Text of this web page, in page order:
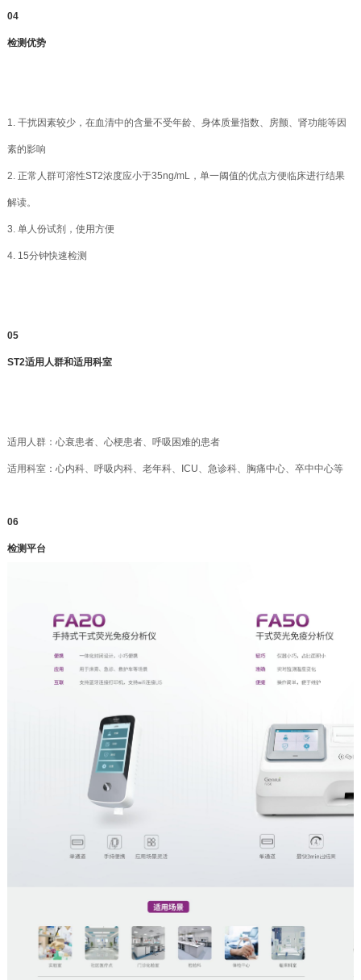
04
检测优势
1. 干扰因素较少，在血清中的含量不受年龄、身体质量指数、房颤、肾功能等因
素的影响
2. 正常人群可溶性ST2浓度应小于35ng/mL，单一阈值的优点方便临床进行结果
解读。
3. 单人份试剂，使用方便
4. 15分钟快速检测
05
ST2适用人群和适用科室
适用人群：心衰患者、心梗患者、呼吸困难的患者
适用科室：心内科、呼吸内科、老年科、ICU、急诊科、胸痛中心、卒中中心等
06
检测平台